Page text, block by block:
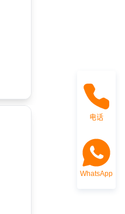
电话
WhatsApp